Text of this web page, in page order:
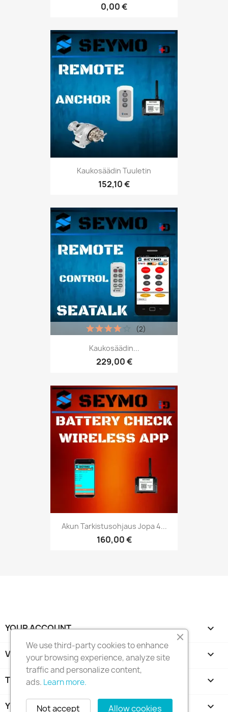
0,00 €
Kaukosäädin Tuuletin
152,10 €
Kaukosäädin...
229,00 €
(2)
Akun Tarkistusohjaus Jopa 4...
160,00 €
YOUR ACCOUNT 
VALIKKO_MÄÄRITYKSET keyboard_arrow_down
TUOTTEET 
YRITYKSEMME 
We use third-party cookies to enhance
your browsing experience, analyze site
traffic and personalize content,
ads. Learn more.
Allow cookies
Not accept